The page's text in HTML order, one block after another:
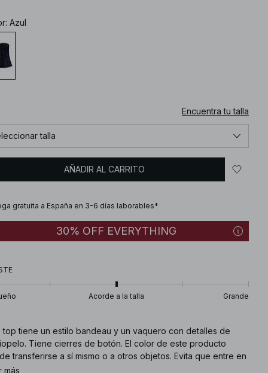
: Azul
Encuentra tu talla
talla
AÑADIR AL CARRITO
gratuita a España en 3-6 días laborables*
30% OFF EVERYTHING
Acorde a la talla Grande
top tiene un estilo bandeau y un vaquero con detalles de
Tiene cierres de botón. El color de este producto
transferirse a sí mismo o a otros objetos. Evita que entre en
con superficies de color claro. Este top está disponible
más